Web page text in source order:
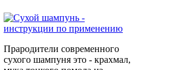
Прародители современного
сухого шампуня это - крахмал,